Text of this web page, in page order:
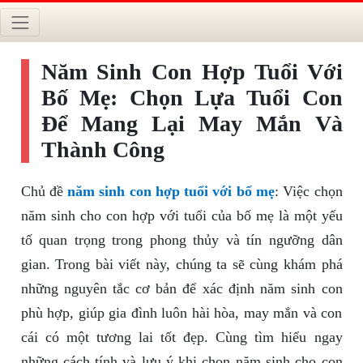
Năm Sinh Con Hợp Tuổi Với
Bố Mẹ: Chọn Lựa Tuổi Con
Để Mang Lại May Mắn Và
Thành Công
Chủ đềnăm sinh con hợp tuổi với bố mẹ: Việc chọn
năm sinh cho con hợp với tuổi của bố mẹ là một yếu
tố quan trọng trong phong thủy và tín ngưỡng dân
gian. Trong bài viết này, chúng ta sẽ cùng khám phá
những nguyên tắc cơ bản để xác định năm sinh con
phù hợp, giúp gia đình luôn hài hòa, may mắn và con
cái có một tương lai tốt đẹp. Cùng tìm hiểu ngay